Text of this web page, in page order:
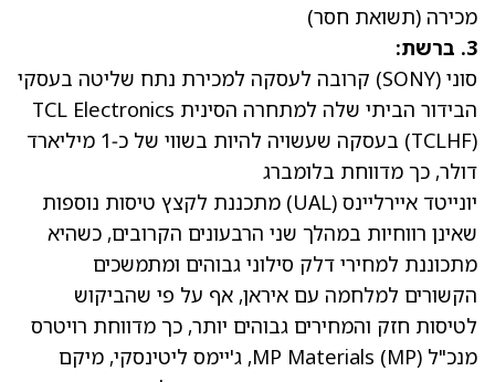
מכירה (תשואת חסר)
3. ברשת:
סוני (
SONY) קרובה לעסקה למכירת נתח שליטה בעסקי
הבידור הביתי שלה למתחרה הסינית TCL Electronics
(TCLHF
) בעסקה שעשויה להיות בשווי של כ‑1 מיליארד
דולר, כך מדווחת בלומברג
יונייטד איירליינס (
UAL) מתכננת לקצץ טיסות נוספות
שאינן רווחיות במהלך שני הרבעונים הקרובים, כשהיא
מתכוננת למחירי דלק סילוני גבוהים ומתמשכים
הקשורים למלחמה עם איראן, אף על פי שהביקוש
לטיסות חזק והמחירים גבוהים יותר, כך מדווחת רויטרס
מנכ"ל MP Materials
(MP
), ג'יימס ליטינסקי, מיקם